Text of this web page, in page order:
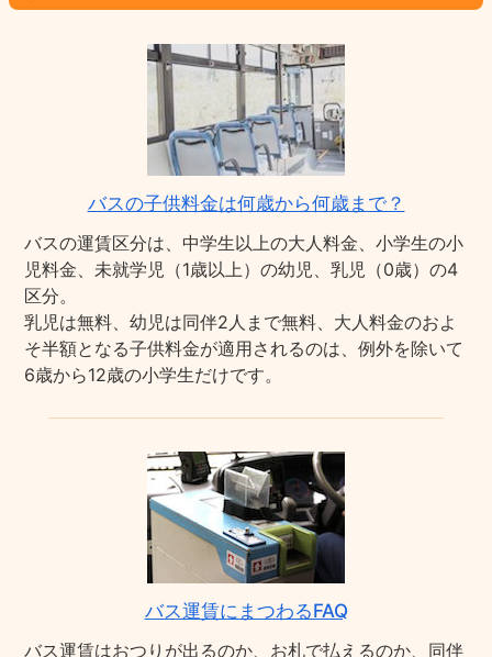
バスの子供料金は何歳から何歳まで？
バスの運賃区分は、中学生以上の大人料金、小学生の小
児料金、未就学児（1歳以上）の幼児、乳児（0歳）の4
区分。
乳児は無料、幼児は同伴2人まで無料、大人料金のおよ
そ半額となる子供料金が適用されるのは、例外を除いて
6歳から12歳の小学生だけです。
バス運賃にまつわるFAQ
バス運賃はおつりが出るのか、お札で払えるのか、同伴